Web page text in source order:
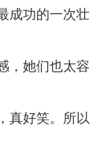
成功的一次壮
，她们也太容
真好笑。所以